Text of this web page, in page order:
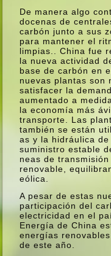
De manera algo
docenas de
carbón junto a sus
para mantener el
limpias.. China fue
la nueva actividad
base de carbón en
nuevas plantas son
satisfacer la
aumentado a
la economí­a más
transporte. Las
también se están
as y la hidráulica
suministro estable
neas de
renovable,
eólica.
A pesar de estas
participación del
electricidad en el
Energí­a de China
energí­as
de este año.